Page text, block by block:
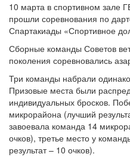
10 марта в спортивном
прошли соревнования по
Спартакиады «Спортивное
Сборные команды Советов
поколения соревновались
Три команды набрали
Призовые места были
индивидуальных бросков.
микрорайона (лучший
завоевала команда 14
очков), третье место у
результат – 10 очков).